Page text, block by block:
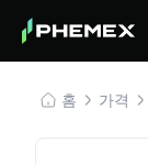
홈 가격